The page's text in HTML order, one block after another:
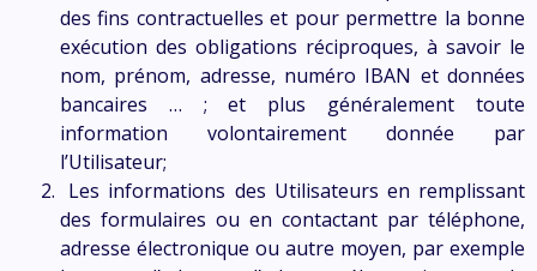
des fins contractuelles et pour permettre la bonne
exécution des obligations réciproques, à savoir le
nom, prénom, adresse, numéro IBAN et données
bancaires … ; et plus généralement toute
information volontairement donnée par
l’Utilisateur;
Les informations des Utilisateurs en remplissant
des formulaires ou en contactant par téléphone,
adresse électronique ou autre moyen, par exemple